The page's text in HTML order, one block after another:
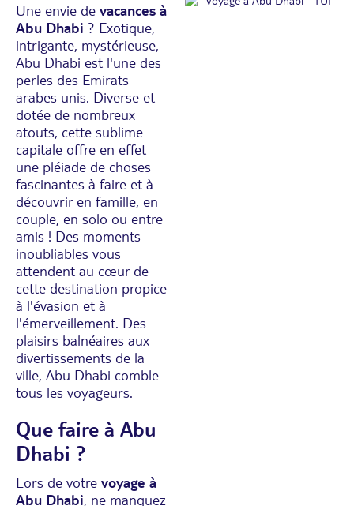
Une envie de vacances à
Abu Dhabi ? Exotique,
intrigante, mystérieuse,
Abu Dhabi est l'une des
perles des Emirats
arabes unis. Diverse et
dotée de nombreux
atouts, cette sublime
capitale offre en effet
une pléiade de choses
fascinantes à faire et à
découvrir en famille, en
couple, en solo ou entre
amis ! Des moments
inoubliables vous
attendent au cœur de
cette destination propice
à l'évasion et à
l'émerveillement. Des
plaisirs balnéaires aux
divertissements de la
ville, Abu Dhabi comble
tous les voyageurs.
Que faire à Abu
Dhabi ?
Lors de votre voyage à
Abu Dhabi, ne manquez